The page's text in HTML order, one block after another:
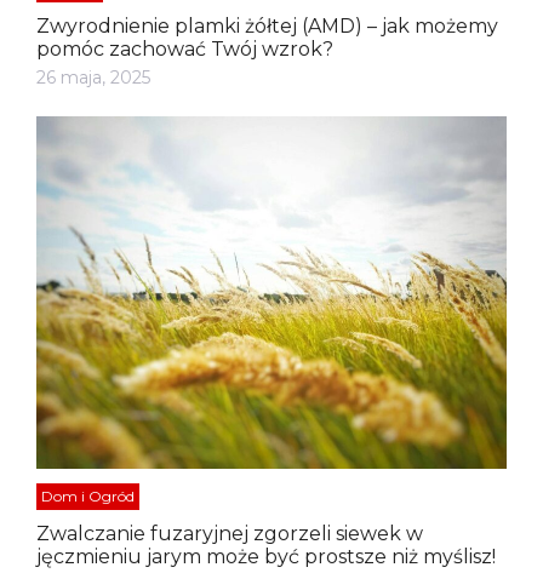
Zwyrodnienie plamki żółtej (AMD) – jak możemy
pomóc zachować Twój wzrok?
26 maja, 2025
Dom i Ogród
Zwalczanie fuzaryjnej zgorzeli siewek w
jęczmieniu jarym może być prostsze niż myślisz!